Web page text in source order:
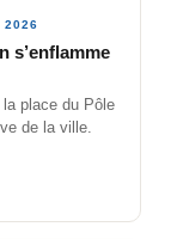
2026
s’enflamme
place du Pôle
de la ville.